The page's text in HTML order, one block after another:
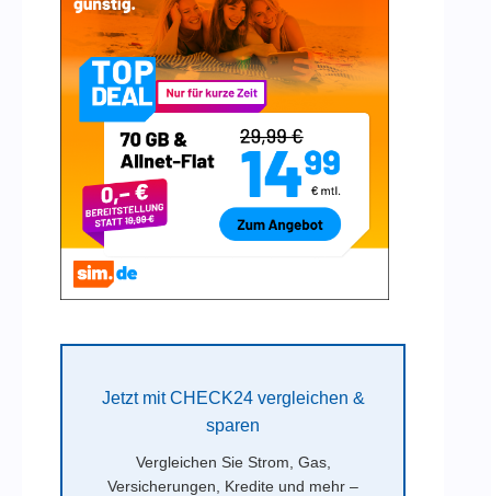
Jetzt mit CHECK24 vergleichen &
sparen
Vergleichen Sie Strom, Gas,
Versicherungen, Kredite und mehr –